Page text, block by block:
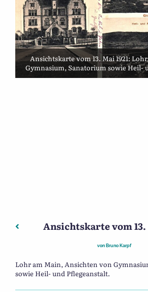
Ansichtskarte vom 13. Mai 1921:
Gymnasium, Sanatorium sowie Heil-
Beitragsnavigation
Vorheriger: Ansichtskarte vom 15.
Ansichtskarte vom 13.
von Bruno Karpf
Lohr am Main, Ansichten von
sowie Heil- und Pflegeanstalt.